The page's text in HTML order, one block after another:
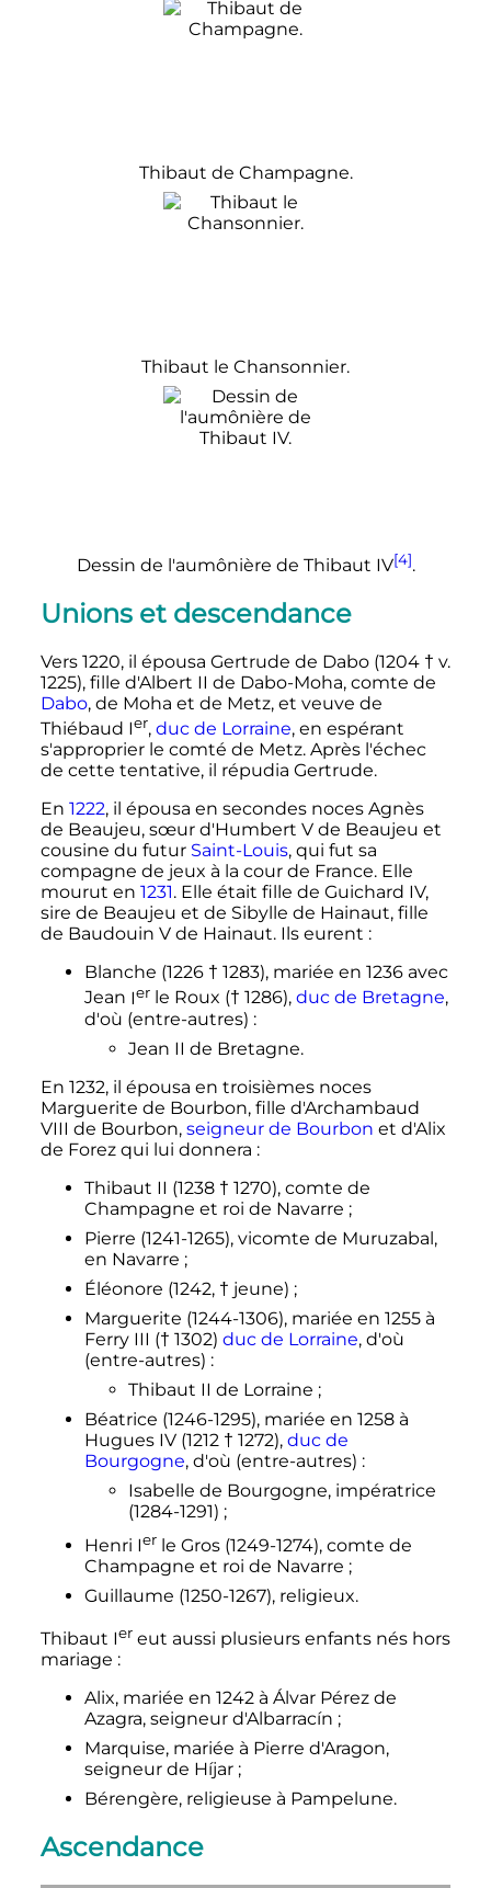
Thibaut de Champagne.
Thibaut le Chansonnier.
Dessin de l'aumônière de Thibaut IV[4].
Unions et descendance
Vers 1220, il épousa Gertrude de Dabo (1204 † v.
1225), fille d'Albert II de Dabo-Moha, comte de
Dabo, de Moha et de Metz, et veuve de
Thiébaud Ier, duc de Lorraine, en espérant
s'approprier le comté de Metz. Après l'échec
de cette tentative, il répudia Gertrude.
En 1222, il épousa en secondes noces Agnès
de Beaujeu, sœur d'Humbert Vde Beaujeu et
cousine du futur Saint-Louis, qui fut sa
compagne de jeux à la cour de France. Elle
mourut en 1231. Elle était fille de Guichard IV,
sire de Beaujeu et de Sibylle de Hainaut, fille
de Baudouin Vde Hainaut. Ils eurent :
Blanche (1226 † 1283), mariée en 1236 avec
Jean Ierle Roux († 1286), duc de Bretagne,
d'où (entre-autres) :
Jean II de Bretagne.
En 1232, il épousa en troisièmes noces
Marguerite de Bourbon, fille d'Archambaud
VIII de Bourbon, seigneur de Bourbon et d'Alix
de Forez qui lui donnera :
Thibaut II (1238 † 1270), comte de
Champagne et roi de Navarre ;
Pierre (1241-1265), vicomte de Muruzabal,
en Navarre ;
Éléonore (1242, † jeune) ;
Marguerite (1244-1306), mariée en 1255 à
Ferry III († 1302) duc de Lorraine, d'où
(entre-autres) :
Thibaut II de Lorraine ;
Béatrice (1246-1295), mariée en 1258 à
Hugues IV(1212 † 1272), duc de
Bourgogne, d'où (entre-autres) :
Isabelle de Bourgogne, impératrice
(1284-1291) ;
Henri Ierle Gros(1249-1274), comte de
Champagne et roi de Navarre ;
Guillaume (1250-1267), religieux.
Thibaut Ier eut aussi plusieurs enfants nés hors
mariage :
Alix, mariée en 1242 à Álvar Pérez de
Azagra, seigneur d'Albarracín ;
Marquise, mariée à Pierre d'Aragon,
seigneur de Híjar ;
Bérengère, religieuse à Pampelune.
Ascendance